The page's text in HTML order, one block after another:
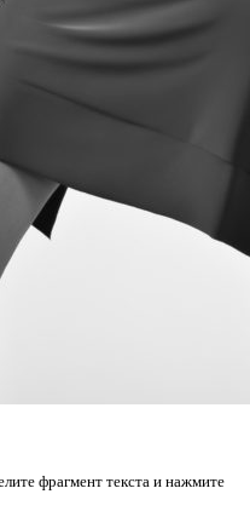
фрагмент текста и нажмите